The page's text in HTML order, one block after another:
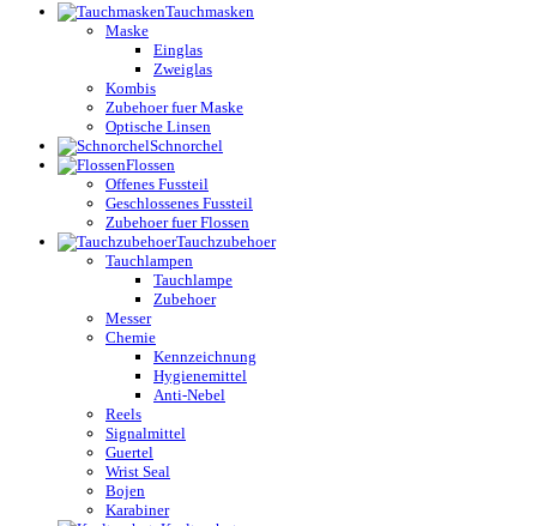
Tauchmasken
Maske
Einglas
Zweiglas
Kombis
Zubehoer fuer Maske
Optische Linsen
Schnorchel
Flossen
Offenes Fussteil
Geschlossenes Fussteil
Zubehoer fuer Flossen
Tauchzubehoer
Tauchlampen
Tauchlampe
Zubehoer
Messer
Chemie
Kennzeichnung
Hygienemittel
Anti-Nebel
Reels
Signalmittel
Guertel
Wrist Seal
Bojen
Karabiner